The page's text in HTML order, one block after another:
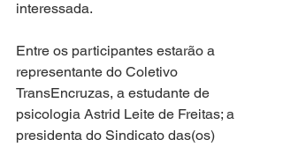
interessada.
Entre os participantes estarão a
representante do Coletivo
TransEncruzas, a estudante de
psicologia Astrid Leite de Freitas; a
presidenta do Sindicato das(os)